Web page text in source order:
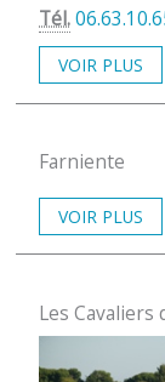
Tél.
VOIR PLUS
Farniente
VOIR PLUS
Les Cavaliers